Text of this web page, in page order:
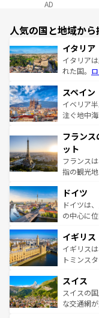
AD
人気の国と地域から
イタリア
イタリア
れた国。
ろん、ト
景など、
ピザやパ
ませてく
なお、新
しい。
スペイン
イベリア
注ぐ地中
文化が根
れる闘牛
る。首都
アートに
せる。地
ンテンツ
フラン
ット
フランス
指の観光
で、幅広
聖堂、美
から魅了
いる。シ
香り高い
らに、パ
れる地方
を参照し
ドイツ
ドイツは
の中心に
顔を持つ
ルリンの
してライ
は、お酒好き
ドイツ情
イギリス
イギリス
トミンス
リアごと
ティー、
戦など、
スイス
スイスの
な交通網